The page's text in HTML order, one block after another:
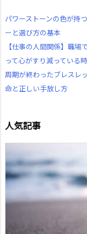
パワーストーンの色が持
ーと選び方の基本
【仕事の人間関係】職
って心がすり減っている
周期が終わったブレスレ
命と正しい手放し方
人気記事